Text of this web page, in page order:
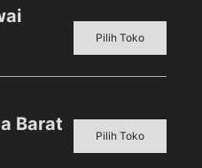
Pilih Toko
Barat
Pilih Toko